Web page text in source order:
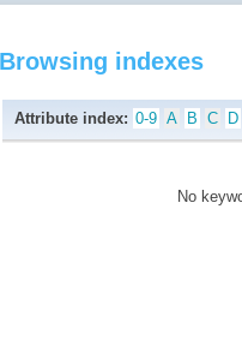
Browsing indexes
Attribute index: 0-9 A B C D
No